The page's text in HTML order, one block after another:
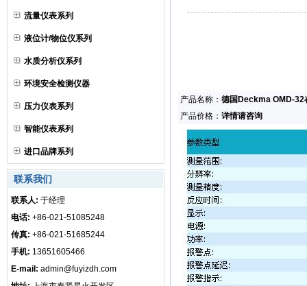
流量仪表系列
液位计/物位仪系列
水质分析仪系列
环境安全检测仪器
压力仪表系列
智能仪表系列
进口品牌系列
联系我们
联系人: 于经理
电话: +86-021-51085248
传真: +86-021-51685244
手机: 13651605466
E-mail: admin@fuyizdh.com
产品名称： 德国Deckma OMD-32
产品价格： 详情请咨询